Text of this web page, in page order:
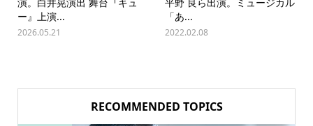
ー』上演...
2026.05.21
「あ...
2022.02.08
RECOMMENDED TOPICS